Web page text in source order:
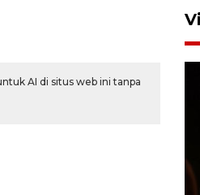
AI di situs web ini tanpa